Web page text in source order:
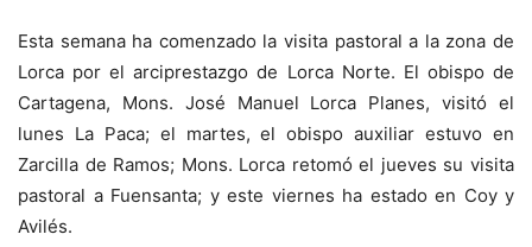
Esta semana ha comenzado la visita pastoral a la zona de
Lorca por el arciprestazgo de Lorca Norte. El obispo de
Cartagena, Mons. José Manuel Lorca Planes, visitó el
lunes La Paca; el martes, el obispo auxiliar estuvo en
Zarcilla de Ramos; Mons. Lorca retomó el jueves su visita
pastoral a Fuensanta; y este viernes ha estado en Coy y
Avilés.